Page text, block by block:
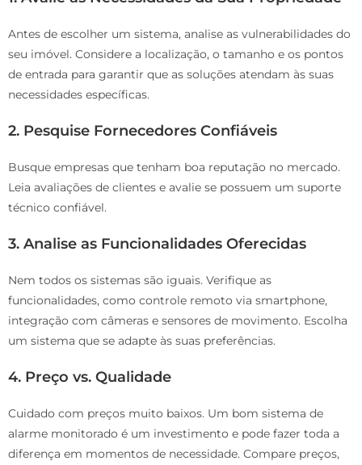
Antes de escolher um sistema, analise as vulnerabilidades do
seu imóvel. Considere a localização, o tamanho e os pontos
de entrada para garantir que as soluções atendam às suas
necessidades específicas.
2. Pesquise Fornecedores Confiáveis
Busque empresas que tenham boa reputação no mercado.
Leia avaliações de clientes e avalie se possuem um suporte
técnico confiável.
3. Analise as Funcionalidades Oferecidas
Nem todos os sistemas são iguais. Verifique as
funcionalidades, como controle remoto via smartphone,
integração com câmeras e sensores de movimento. Escolha
um sistema que se adapte às suas preferências.
4. Preço vs. Qualidade
Cuidado com preços muito baixos. Um bom sistema de
alarme monitorado é um investimento e pode fazer toda a
diferença em momentos de necessidade. Compare preços,